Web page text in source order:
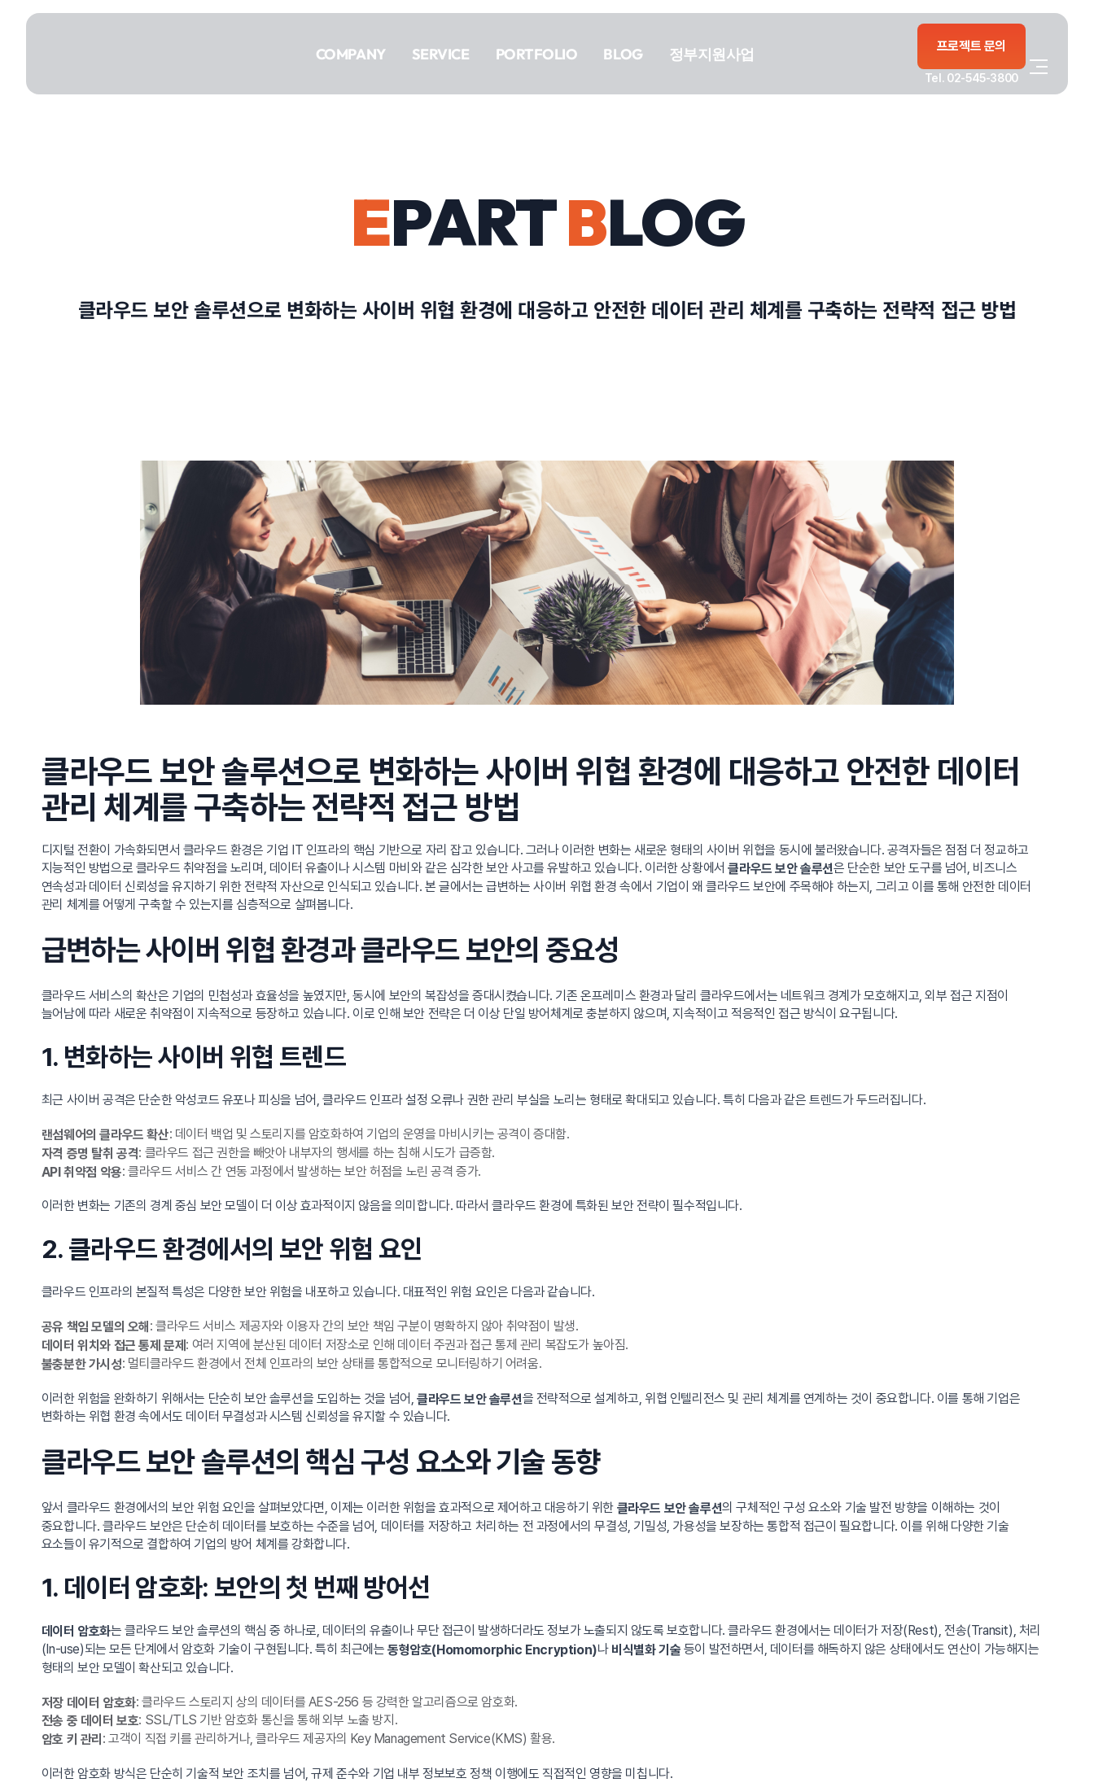
건너뛰기
COMPANY SERVICE PORTFOLIO BLOG 정부지원사업 프로젝트 문의
Tel. 02-545-3800
PORTFOLIO
CONTACT
정부지원사업
EPARTBLOG
클라우드 보안 솔루션으로 변화하는 사이버 위협 환경에 대응하고 안전한 데이터 관리 체계를 구축하는 전략적 접근 방법
클라우드 보안 솔루션으로 변화하는 사이버 위협 환경에 대응하고 안전한 데이터
관리 체계를 구축하는 전략적 접근 방법
디지털 전환이 가속화되면서 클라우드 환경은 기업 IT 인프라의 핵심 기반으로 자리 잡고 있습니다. 그러나 이러한 변화는 새로운 형태의 사이버 위협을 동시에 불러왔습니다. 공격자들은 점점 더 정교하고
지능적인 방법으로 클라우드 취약점을 노리며, 데이터 유출이나 시스템 마비와 같은 심각한 보안 사고를 유발하고 있습니다. 이러한 상황에서클라우드 보안 솔루션은 단순한 보안 도구를 넘어, 비즈니스
연속성과 데이터 신뢰성을 유지하기 위한 전략적 자산으로 인식되고 있습니다. 본 글에서는 급변하는 사이버 위협 환경 속에서 기업이 왜 클라우드 보안에 주목해야 하는지, 그리고 이를 통해 안전한 데이터
관리 체계를 어떻게 구축할 수 있는지를 심층적으로 살펴봅니다.
급변하는 사이버 위협 환경과 클라우드 보안의 중요성
클라우드 서비스의 확산은 기업의 민첩성과 효율성을 높였지만, 동시에 보안의 복잡성을 증대시켰습니다. 기존 온프레미스 환경과 달리 클라우드에서는 네트워크 경계가 모호해지고, 외부 접근 지점이
늘어남에 따라 새로운 취약점이 지속적으로 등장하고 있습니다. 이로 인해 보안 전략은 더 이상 단일 방어체계로 충분하지 않으며, 지속적이고 적응적인 접근 방식이 요구됩니다.
1. 변화하는 사이버 위협 트렌드
최근 사이버 공격은 단순한 악성코드 유포나 피싱을 넘어, 클라우드 인프라 설정 오류나 권한 관리 부실을 노리는 형태로 확대되고 있습니다. 특히 다음과 같은 트렌드가 두드러집니다.
랜섬웨어의 클라우드 확산: 데이터 백업 및 스토리지를 암호화하여 기업의 운영을 마비시키는 공격이 증대함.
자격 증명 탈취 공격: 클라우드 접근 권한을 빼앗아 내부자의 행세를 하는 침해 시도가 급증함.
API 취약점 악용: 클라우드 서비스 간 연동 과정에서 발생하는 보안 허점을 노린 공격 증가.
이러한 변화는 기존의 경계 중심 보안 모델이 더 이상 효과적이지 않음을 의미합니다. 따라서 클라우드 환경에 특화된 보안 전략이 필수적입니다.
2. 클라우드 환경에서의 보안 위험 요인
클라우드 인프라의 본질적 특성은 다양한 보안 위험을 내포하고 있습니다. 대표적인 위험 요인은 다음과 같습니다.
공유 책임 모델의 오해 : 클라우드 서비스 제공자와 이용자 간의 보안 책임 구분이 명확하지 않아 취약점이 발생.
데이터 위치와 접근 통제 문제 : 여러 지역에 분산된 데이터 저장소로 인해 데이터 주권과 접근 통제 관리 복잡도가 높아짐.
불충분한 가시성: 멀티클라우드 환경에서 전체 인프라의 보안 상태를 통합적으로 모니터링하기 어려움.
이러한 위험을 완화하기 위해서는 단순히 보안 솔루션을 도입하는 것을 넘어, 클라우드 보안 솔루션을 전략적으로 설계하고, 위협 인텔리전스 및 관리 체계를 연계하는 것이 중요합니다. 이를 통해 기업은
변화하는 위협 환경 속에서도 데이터 무결성과 시스템 신뢰성을 유지할 수 있습니다.
클라우드 보안 솔루션의 핵심 구성 요소와 기술 동향
앞서 클라우드 환경에서의 보안 위험 요인을 살펴보았다면, 이제는 이러한 위험을 효과적으로 제어하고 대응하기 위한 클라우드 보안 솔루션의 구체적인 구성 요소와 기술 발전 방향을 이해하는 것이
중요합니다. 클라우드 보안은 단순히 데이터를 보호하는 수준을 넘어, 데이터를 저장하고 처리하는 전 과정에서의 무결성, 기밀성, 가용성을 보장하는 통합적 접근이 필요합니다. 이를 위해 다양한 기술
요소들이 유기적으로 결합하여 기업의 방어 체계를 강화합니다.
1. 데이터 암호화: 보안의 첫 번째 방어선
데이터 암호화는 클라우드 보안 솔루션의 핵심 중 하나로, 데이터의 유출이나 무단 접근이 발생하더라도 정보가 노출되지 않도록 보호합니다. 클라우드 환경에서는 데이터가 저장(Rest), 전송(Transit), 처리
(In-use)되는 모든 단계에서 암호화 기술이 구현됩니다. 특히 최근에는 동형암호(Homomorphic Encryption)나 비식별화 기술 등이 발전하면서, 데이터를 해독하지 않은 상태에서도 연산이 가능해지는
형태의 보안 모델이 확산되고 있습니다.
저장 데이터 암호화: 클라우드 스토리지 상의 데이터를 AES-256 등 강력한 알고리즘으로 암호화.
전송 중 데이터 보호: SSL/TLS 기반 암호화 통신을 통해 외부 노출 방지.
암호 키 관리 : 고객이 직접 키를 관리하거나, 클라우드 제공자의 Key Management Service(KMS) 활용.
이러한 암호화 방식은 단순히 기술적 보안 조치를 넘어, 규제 준수와 기업 내부 정보보호 정책 이행에도 직접적인 영향을 미칩니다.